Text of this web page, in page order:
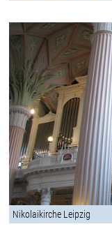
Nikolaikirche Leipzig